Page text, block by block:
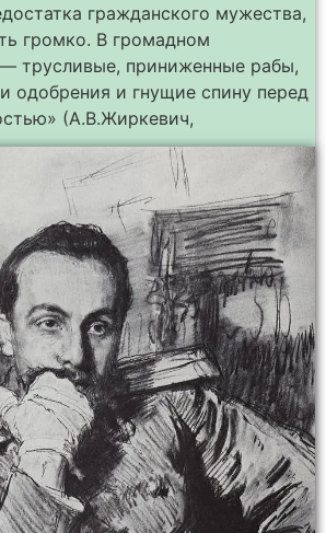
гражданского мужества,
громко. В громадном
трусливые, приниженные рабы,
одобрения и гнущие спину перед
(А.В.Жиркевич,